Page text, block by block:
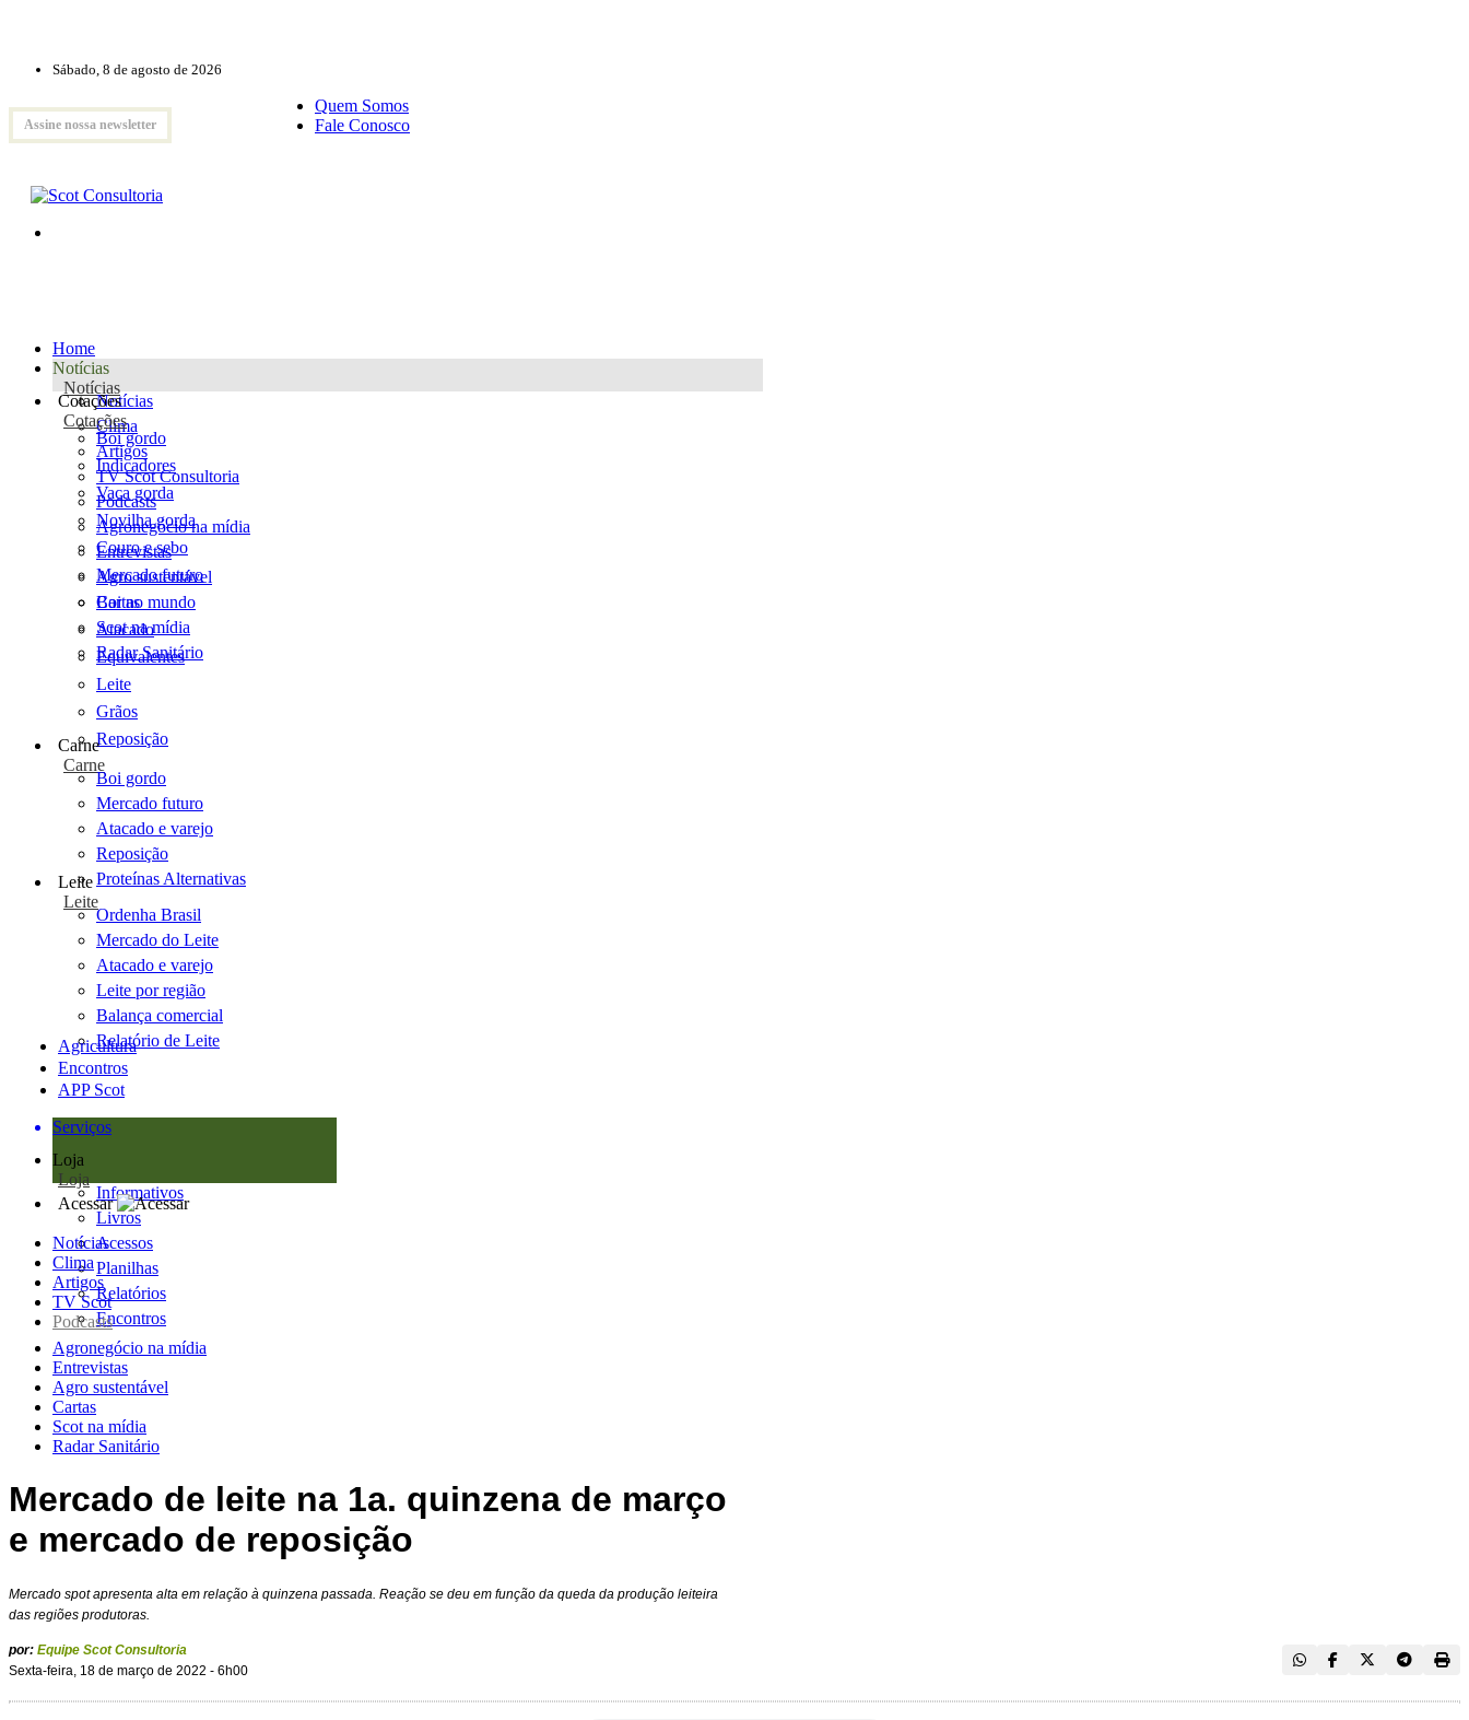
Sábado, 8 de agosto de 2026
Assine nossa newsletter
Quem Somos
Fale Conosco
Home
Notícias
Notícias
Notícias
Clima
Artigos
TV Scot Consultoria
Podcasts
Agronegócio na mídia
Entrevistas
Agro sustentável
Cartas
Scot na mídia
Radar Sanitário
Cotações
Cotações
Boi gordo
Indicadores
Vaca gorda
Novilha gorda
Couro e sebo
Mercado futuro
Boi no mundo
Atacado
Equivalentes
Leite
Grãos
Reposição
Carne
Carne
Boi gordo
Mercado futuro
Atacado e varejo
Reposição
Proteínas Alternativas
Leite
Leite
Ordenha Brasil
Mercado do Leite
Atacado e varejo
Leite por região
Balança comercial
Relatório de Leite
Agricultura
Encontros
APP Scot
Serviços
Loja
Loja
Informativos
Livros
Acessos
Planilhas
Relatórios
Encontros
Acessar
Notícias
Clima
Artigos
TV Scot
Podcasts
Agronegócio na mídia
Entrevistas
Agro sustentável
Cartas
Scot na mídia
Radar Sanitário
Mercado de leite na 1a. quinzena de março
e mercado de reposição
Mercado spot apresenta alta em relação à quinzena passada. Reação se deu em função da queda da produção leiteira
das regiões produtoras.
por: Equipe Scot Consultoria
Sexta-feira, 18 de março de 2022 - 6h00